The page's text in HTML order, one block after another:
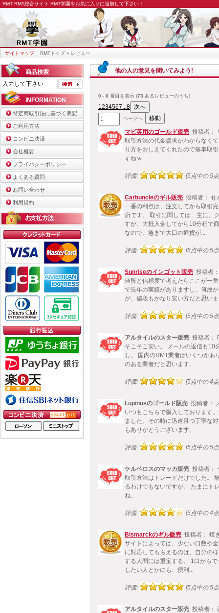
RMT RMT総合サイト RMT学園をお気に入りに追加して下さい！
サイトマップ RMTトップ» レビュー
商品検索
INFORMATION
特定商取引法に基づく表記
ご利用方法
コンビニ決済
会社概要
プライバシーポリシー
よくある質問
お問い合わせ
利用規約
他の人の意見を聞いてみよう!
0 - 0 番目を表示 (73 あるレビューのうち)
1234567...8
ページへ
マビ英用のゴールド販売 投稿者：
取引方法の代金請求がわからなく
り方をおしえてくれたので無事取
すねｗ
評価: [5点中の 5
Carbuncleのギル販売 投稿者： せ
一番の利点は、注文してから取引
所です。 取引に関しては、主に、
すが、大抵入金してから10分程で
なので、急ぎで大口の通貨が...
評価: [5点中の 5
Sunriseのインゴット販売 投稿者
値段と信頼度で考えたらここが一
で長年の実績がありますし、何故
が、値段もかなり安い方だと思い
評価: [5点中の 5
アルタイルのスター販売 投稿者：
そこそこ安い。 メールの返信も10
し。 国内のRMT業者はいくつかあ
のある業者だと思います。
評価: [5点中の 4
Lupinusのゴールド販売 投稿者：
いつもこちらで購入しております
ました。その時に迅速且つ丁寧な
もありがとうございます。
評価: [5点中の 5
ケルベロスのマッカ販売 投稿者：
取引方法はトレードだけでした。
るわけでもないですが。 たまにト
ね。
評価: [5点中の 4
Bismarckのギル販売 投稿者： 焼
サイトによっては、少ない口数や
に対応してもらえるのは、自分の
する人間には重宝する。 1口から
したい人とかにも、便利...
評価: [5点中の 5
アルタイルのスター販売 投稿者：